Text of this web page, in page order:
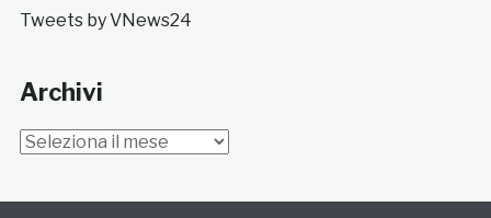
Tweets by VNews24
Archivi
Archivi